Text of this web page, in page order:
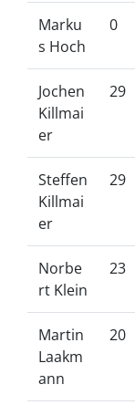
Marku
s Hoch
0
Jochen
Killmai
er
29
Steffen
Killmai
er
29
Norbe
rt Klein
23
Martin
Laakm
ann
20